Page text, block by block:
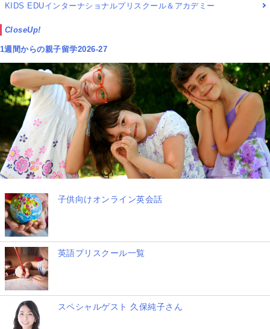
KIDS EDUインターナショナルプリスクール＆アカデミー
CloseUp!
1週間からの親子留学2026-27
子供向けオンライン英会話
英語プリスクール一覧
スペシャルゲスト 久保純子さん